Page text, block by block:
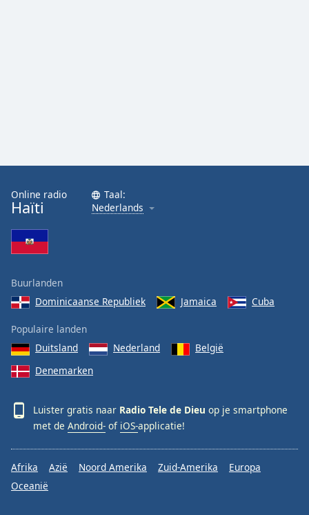
Online radio
Haïti
Taal:
Nederlands
Buurlanden
Dominicaanse Republiek
Jamaica Cuba
Populaire landen
Duitsland
Nederland
België
Denemarken
Luister gratis naar Radio Tele de Dieu op je smartphone
met de Android- of iOS-applicatie!
Afrika Azië Noord Amerika Zuid-Amerika
Europa
Oceanië